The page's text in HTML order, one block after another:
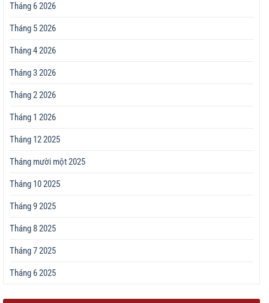
Tháng 6 2026
Tháng 5 2026
Tháng 4 2026
Tháng 3 2026
Tháng 2 2026
Tháng 1 2026
Tháng 12 2025
Tháng mười một 2025
Tháng 10 2025
Tháng 9 2025
Tháng 8 2025
Tháng 7 2025
Tháng 6 2025